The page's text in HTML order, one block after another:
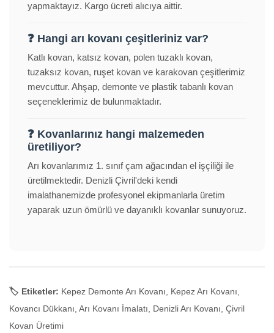
yapmaktayız. Kargo ücreti alıcıya aittir.
❓ Hangi arı kovanı çeşitleriniz var?
Katlı kovan, katsız kovan, polen tuzaklı kovan,
tuzaksız kovan, ruşet kovan ve karakovan çeşitlerimiz
mevcuttur. Ahşap, demonte ve plastik tabanlı kovan
seçeneklerimiz de bulunmaktadır.
❓ Kovanlarınız hangi malzemeden
üretiliyor?
Arı kovanlarımız 1. sınıf çam ağacından el işçiliği ile
üretilmektedir. Denizli Çivril'deki kendi
imalathanemizde profesyonel ekipmanlarla üretim
yaparak uzun ömürlü ve dayanıklı kovanlar sunuyoruz.
🏷️ Etiketler: Kepez Demonte Arı Kovanı, Kepez Arı Kovanı,
Kovancı Dükkanı, Arı Kovanı İmalatı, Denizli Arı Kovanı, Çivril
Kovan Üretimi